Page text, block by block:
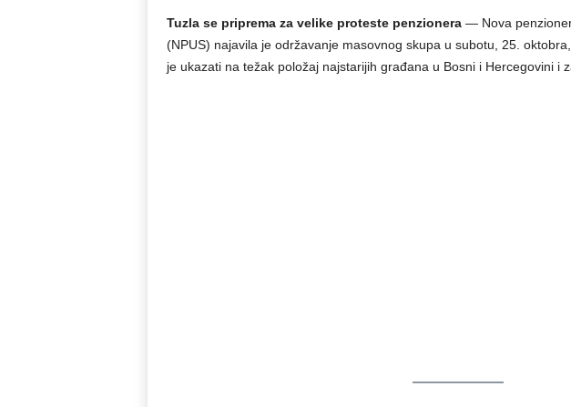
Tuzla se priprema za velike proteste penzionera— Nova
(NPUS) najavila je održavanje masovnog skupa u subotu, 25.
je ukazati na težak položaj najstarijih građana u Bosni i Hercegovini i